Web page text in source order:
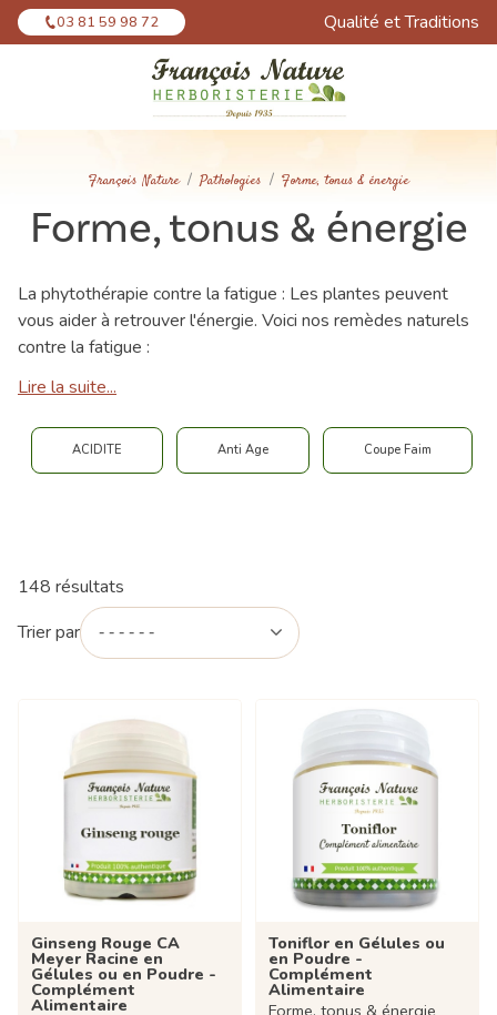
03 81 59 98 72 Qualité et Traditions
François Nature Pathologies Forme, tonus & énergie
Forme, tonus & énergie
La phytothérapie contre la fatigue : Les plantes peuvent
vous aider à retrouver l'énergie. Voici nos remèdes naturels
contre la fatigue :
Lire la suite...
ACIDITE Anti Age Coupe Faim
148 résultats
Trier par
Ginseng Rouge CA
Meyer Racine en
Gélules ou en Poudre -
Complément
Alimentaire
Toniflor en Gélules ou
en Poudre -
Complément
Alimentaire
Forme, tonus & énergie
Panneau de gestion des cookies